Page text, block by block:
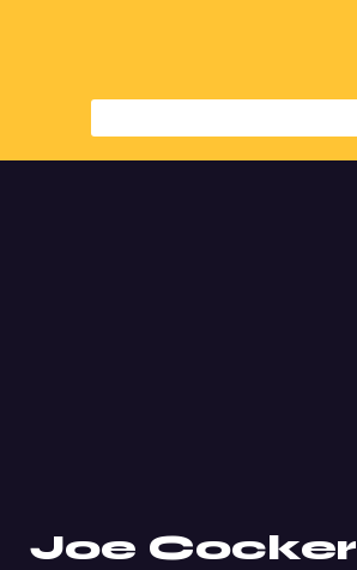
Joe Cocker